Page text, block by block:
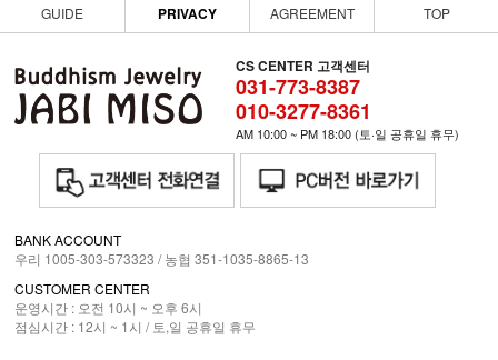
GUIDE PRIVACY AGREEMENT TOP
CS CENTER 고객센터
031-773-8387
010-3277-8361
AM 10:00 ~ PM 18:00 (토·일 공휴일 휴무)
BANK ACCOUNT
우리 1005-303-573323 / 농협 351-1035-8865-13
CUSTOMER CENTER
운영시간 : 오전 10시 ~ 오후 6시
점심시간 : 12시 ~ 1시 /토,일 공휴일 휴무